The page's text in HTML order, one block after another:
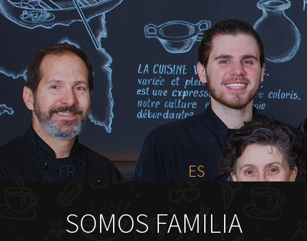
INICIO
NOSOTROS
MENÚ PLATEAU
EVENTOS
RESERVACIONES
COMENTARIOS
CONTACTO
FR
EN ES
SOMOS FAMILIA